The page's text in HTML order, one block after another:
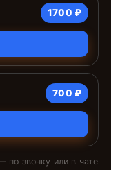
1700 ₽
700 ₽
по звонку или в чате